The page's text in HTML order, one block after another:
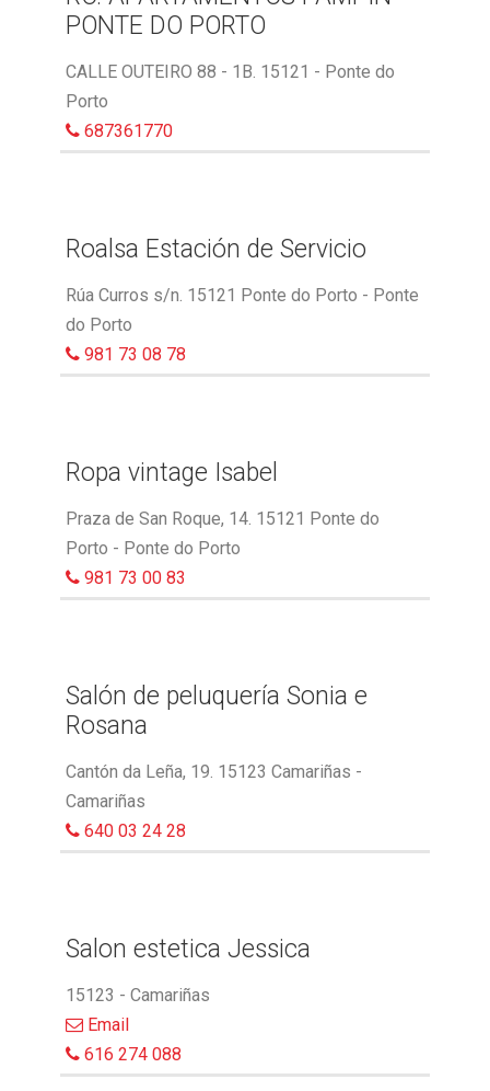
PONTE DO PORTO
CALLE OUTEIRO 88 - 1B. 15121 - Ponte do
Porto
687361770
Roalsa Estación de Servicio
Rúa Curros s/n. 15121 Ponte do Porto - Ponte
do Porto
981 73 08 78
Ropa vintage Isabel
Praza de San Roque, 14. 15121 Ponte do
Porto - Ponte do Porto
981 73 00 83
Salón de peluquería Sonia e
Rosana
Cantón da Leña, 19. 15123 Camariñas -
Camariñas
640 03 24 28
Salon estetica Jessica
15123 - Camariñas
Email
616 274 088